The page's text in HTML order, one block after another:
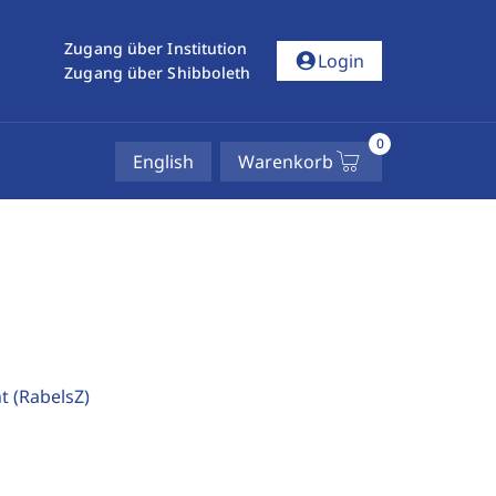
Zugang über Institution
Zugang über Shibboleth
account_circleLogin
English Warenkorb
0
(RabelsZ)